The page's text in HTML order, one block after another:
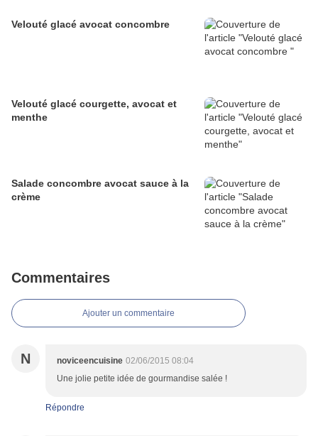
Velouté glacé avocat concombre
Velouté glacé courgette, avocat et
menthe
Salade concombre avocat sauce à la
crème
Commentaires
Ajouter un commentaire
N noviceencuisine 02/06/2015 08:04
Une jolie petite idée de gourmandise salée !
Répondre